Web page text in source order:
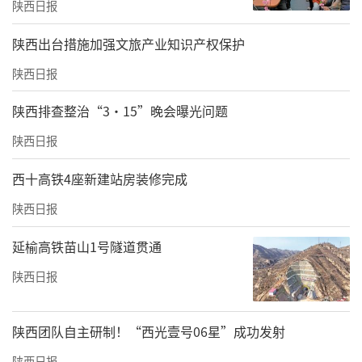
和深入的认识。家传胃科成就不仅是对董氏家
族医学传统的最好传承，也是对中医文化在现
代社会中价值与意义的最好诠释。
截至2024年5月，家传胃科在西安利用一年时间
布局创建了56家董世恩家传胃科，专注脾胃调
理呵护，主要通过口服+外用，口服百年家传验
方，外用验方泥“家传古法脾胃热灸”透皮吸
收，内外结合调理，一般一个疗程就可明显见
效，一个百日周期就可基本康复，非遗技艺效
果显著。
家传胃科，专业调理各类脾胃功能失常导致的
问题！症见：胃疼、胃寒、胃胀、胃顶、反
陕西日报
​陕西出台措施加强文旅产业知识产权保护
陕西日报
陕西排查整治“3·15”晚会曝光问题
陕西日报
西十高铁4座新建站房装修完成
陕西日报
延榆高铁苗山1号隧道贯通
陕西日报
陕西团队自主研制！“西光壹号06星”成功发射